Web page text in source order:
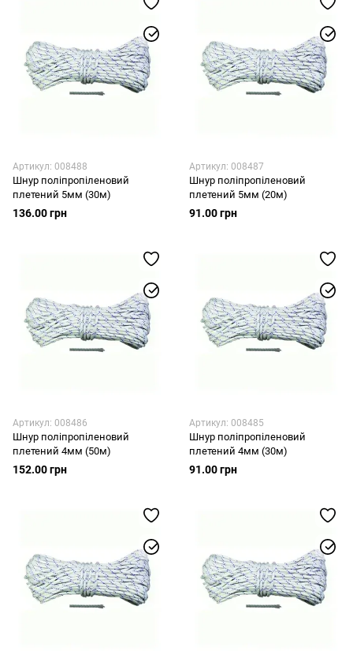
Артикул: 008488
Шнур поліпропіленовий
плетений 5мм (30м)
136.00 грн
Артикул: 008487
Шнур поліпропіленовий
плетений 5мм (20м)
91.00 грн
Артикул: 008486
Шнур поліпропіленовий
плетений 4мм (50м)
152.00 грн
Артикул: 008485
Шнур поліпропіленовий
плетений 4мм (30м)
91.00 грн